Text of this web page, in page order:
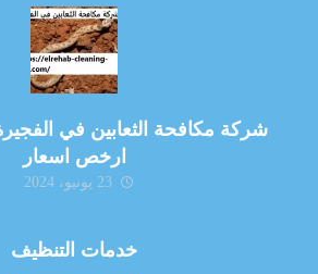
ارخص اسعار
23 يونيو، 2024
خدمات التنظيف